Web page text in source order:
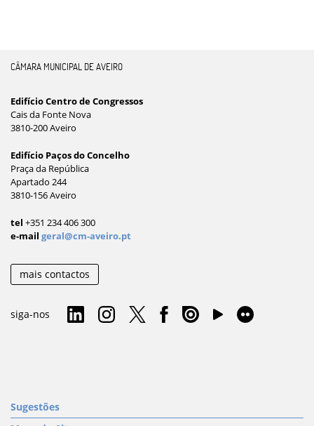
CÂMARA MUNICIPAL DE AVEIRO
Edifício Centro de Congressos
Cais da Fonte Nova
3810-200 Aveiro
Edifício Paços do Concelho
Praça da República
Apartado 244
3810-156 Aveiro
tel +351 234 406 300
e-mail geral@cm-aveiro.pt
mais contactos
siga-nos
Sugestões